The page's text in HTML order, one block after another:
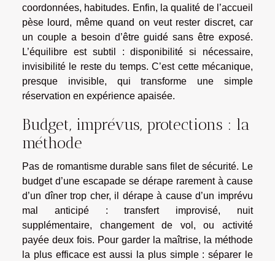
coordonnées, habitudes. Enfin, la qualité de l’accueil
pèse lourd, même quand on veut rester discret, car
un couple a besoin d’être guidé sans être exposé.
L’équilibre est subtil : disponibilité si nécessaire,
invisibilité le reste du temps. C’est cette mécanique,
presque invisible, qui transforme une simple
réservation en expérience apaisée.
Budget, imprévus, protections : la
méthode
Pas de romantisme durable sans filet de sécurité. Le
budget d’une escapade se dérape rarement à cause
d’un dîner trop cher, il dérape à cause d’un imprévu
mal anticipé : transfert improvisé, nuit
supplémentaire, changement de vol, ou activité
payée deux fois. Pour garder la maîtrise, la méthode
la plus efficace est aussi la plus simple : séparer le